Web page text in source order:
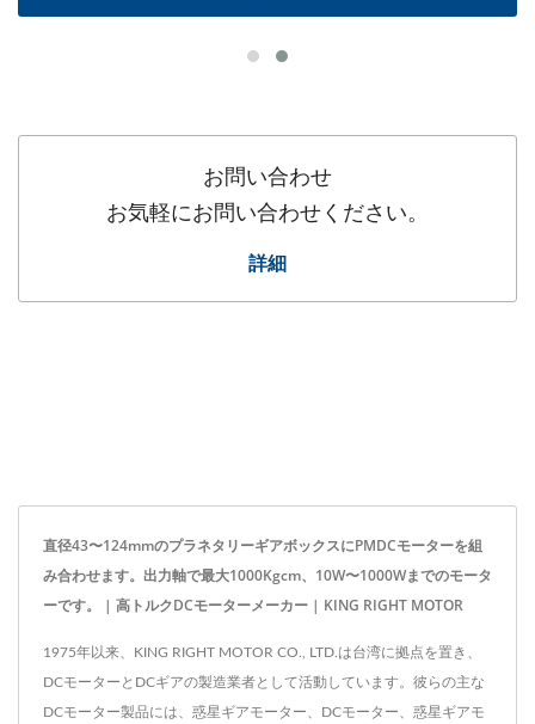
お問い合わせ
お気軽にお問い合わせください。
詳細
直径43〜124mmのプラネタリーギアボックスにPMDCモーターを組
み合わせます。出力軸で最大1000Kgcm、10W〜1000Wまでのモータ
ーです。 | 高トルクDCモーターメーカー | KING RIGHT MOTOR
1975年以来、KING RIGHT MOTOR CO., LTD.は台湾に拠点を置き、
DCモーターとDCギアの製造業者として活動しています。彼らの主な
DCモーター製品には、惑星ギアモーター、DCモーター、惑星ギアモ